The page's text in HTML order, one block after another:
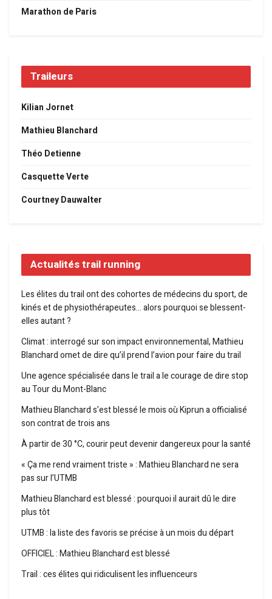
Marathon de Paris
Traileurs
Kilian Jornet
Mathieu Blanchard
Théo Detienne
Casquette Verte
Courtney Dauwalter
Actualités trail running
Les élites du trail ont des cohortes de médecins du sport, de
kinés et de physiothérapeutes… alors pourquoi se blessent-
elles autant ?
Climat : interrogé sur son impact environnemental, Mathieu
Blanchard omet de dire qu’il prend l’avion pour faire du trail
Une agence spécialisée dans le trail a le courage de dire stop
au Tour du Mont-Blanc
Mathieu Blanchard s’est blessé le mois où Kiprun a officialisé
son contrat de trois ans
À partir de 30 °C, courir peut devenir dangereux pour la santé
« Ça me rend vraiment triste » : Mathieu Blanchard ne sera
pas sur l’UTMB
Mathieu Blanchard est blessé : pourquoi il aurait dû le dire
plus tôt
UTMB : la liste des favoris se précise à un mois du départ
OFFICIEL : Mathieu Blanchard est blessé
Trail : ces élites qui ridiculisent les influenceurs